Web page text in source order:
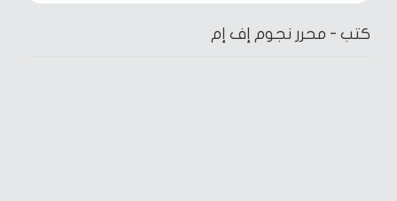
كتب - محرر نجوم إف إم